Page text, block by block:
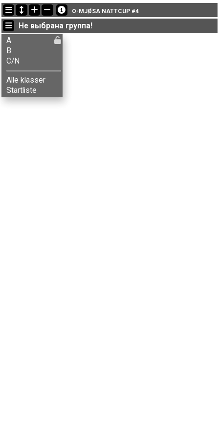
Последние обновления
20:31:21: Michael Sætvedt (A) финишировал с результатом 73:24 (25)
20:31:21: Michael Sætvedt (A) прошел 0.6km #169 с результатом 05:47 (8)
20:31:21: Michael Sætvedt (A) прошел 1.6km #169 с результатом 21:12 (19)
O-MJØSA NATTCUP #4
Не выбрана группа!
A
B
C/N
Alle klasser
Startliste